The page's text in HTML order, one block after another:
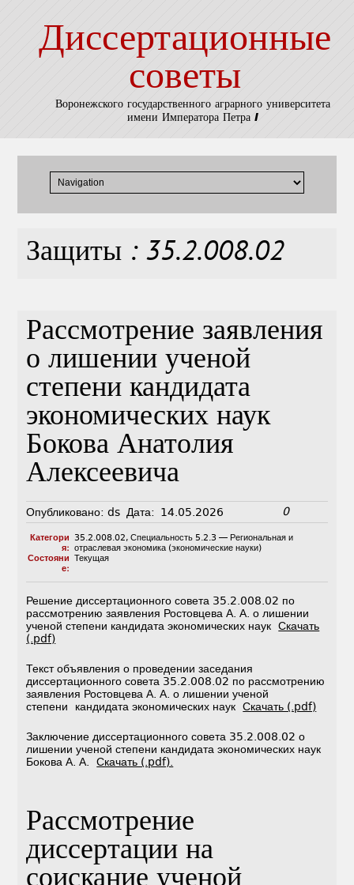
Диссертационные
советы
Воронежского государственного аграрного университета
имени Императора Петра I
Защиты : 35.2.008.02
Рассмотрение заявления
о лишении ученой
степени кандидата
экономических наук
Бокова Анатолия
Алексеевича
Опубликовано: ds Дата: 14.05.2026 0
Категори
я:
35.2.008.02, Специальность 5.2.3 — Региональная и
отраслевая экономика (экономические науки)
Состояни
е:
Текущая
Решение диссертационного совета 35.2.008.02 по
рассмотрению заявления Ростовцева А. А. о лишении
ученой степени кандидата экономических наукСкачать
(.pdf)
Текст объявления о проведении заседания
диссертационного совета 35.2.008.02 по рассмотрению
заявления Ростовцева А. А. о лишении ученой
степени кандидата экономических наукСкачать (.pdf)
Заключение диссертационного совета 35.2.008.02 о
лишении ученой степени кандидата экономических наук
Бокова А. А.Скачать (.pdf).
Рассмотрение
диссертации на